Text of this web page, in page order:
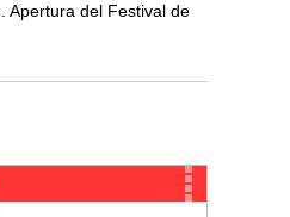
Apertura del Festival de